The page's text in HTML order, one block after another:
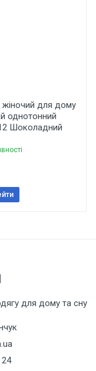
жіночий для дому
однотонний
Шоколадний
для дому та сну